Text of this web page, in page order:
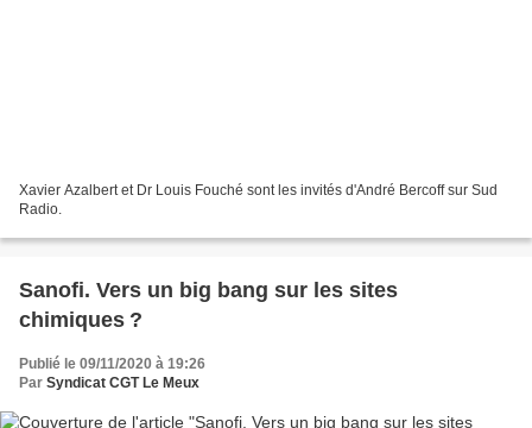
Xavier Azalbert et Dr Louis Fouché sont les invités d'André Bercoff sur Sud
Radio.
Sanofi. Vers un big bang sur les sites
chimiques ?
Publié le 09/11/2020 à 19:26
Par Syndicat CGT Le Meux